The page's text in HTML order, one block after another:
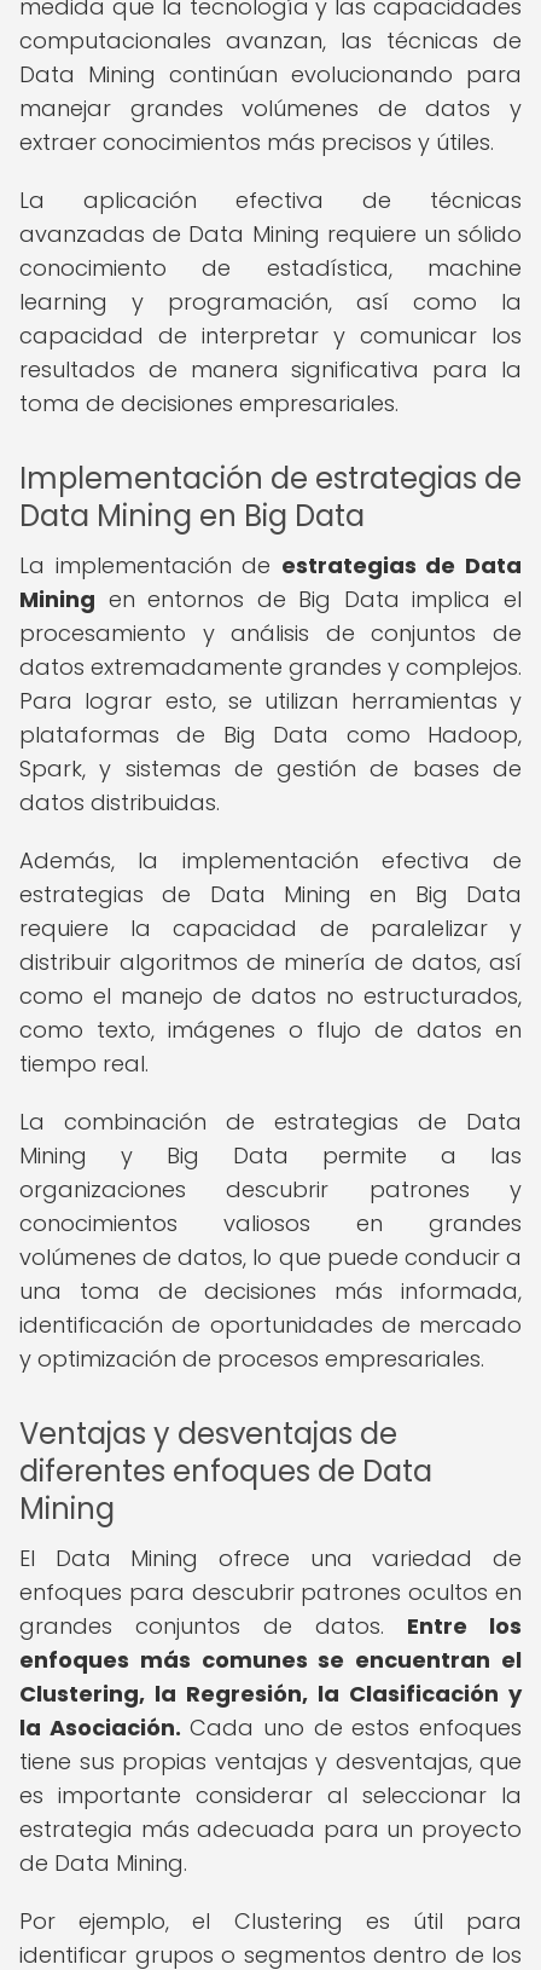
medida que la tecnología y las capacidades
computacionales avanzan, las técnicas de
Data Mining continúan evolucionando para
manejar grandes volúmenes de datos y
extraer conocimientos más precisos y útiles.
La aplicación efectiva de técnicas
avanzadas de Data Mining requiere un sólido
conocimiento de estadística, machine
learning y programación, así como la
capacidad de interpretar y comunicar los
resultados de manera significativa para la
toma de decisiones empresariales.
Implementación de estrategias de
Data Mining en Big Data
La implementación de estrategias de Data
Mining en entornos de Big Data implica el
procesamiento y análisis de conjuntos de
datos extremadamente grandes y complejos.
Para lograr esto, se utilizan herramientas y
plataformas de Big Data como Hadoop,
Spark, y sistemas de gestión de bases de
datos distribuidas.
Además, la implementación efectiva de
estrategias de Data Mining en Big Data
requiere la capacidad de paralelizar y
distribuir algoritmos de minería de datos, así
como el manejo de datos no estructurados,
como texto, imágenes o flujo de datos en
tiempo real.
La combinación de estrategias de Data
Mining y Big Data permite a las
organizaciones descubrir patrones y
conocimientos valiosos en grandes
volúmenes de datos, lo que puede conducir a
una toma de decisiones más informada,
identificación de oportunidades de mercado
y optimización de procesos empresariales.
Ventajas y desventajas de
diferentes enfoques de Data
Mining
El Data Mining ofrece una variedad de
enfoques para descubrir patrones ocultos en
grandes conjuntos de datos. Entre los
enfoques más comunes se encuentran el
Clustering, la Regresión, la Clasificación y
la Asociación. Cada uno de estos enfoques
tiene sus propias ventajas y desventajas, que
es importante considerar al seleccionar la
estrategia más adecuada para un proyecto
de Data Mining.
Por ejemplo, el Clustering es útil para
identificar grupos o segmentos dentro de los